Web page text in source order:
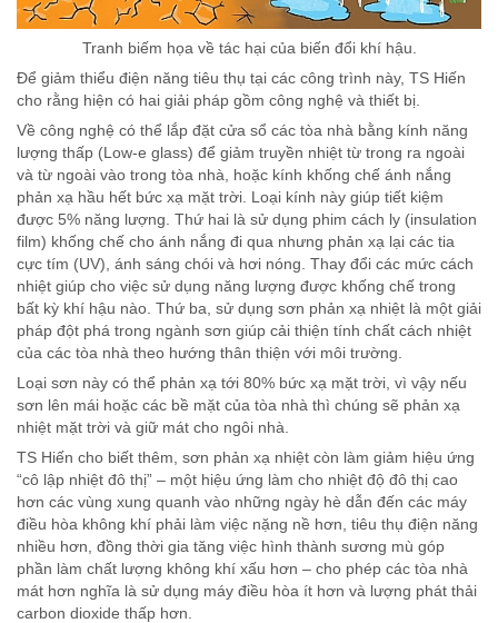
Tranh biếm họa về tác hại của biến đổi khí hậu.
Để giảm thiểu điện năng tiêu thụ tại các công trình này, TS Hiến
cho rằng hiện có hai giải pháp gồm công nghệ và thiết bị.
Về công nghệ có thể lắp đặt cửa sổ các tòa nhà bằng kính năng
lượng thấp (Low-e glass) để giảm truyền nhiệt từ trong ra ngoài
và từ ngoài vào trong tòa nhà, hoặc kính khống chế ánh nắng
phản xạ hầu hết bức xạ mặt trời. Loại kính này giúp tiết kiệm
được 5% năng lượng. Thứ hai là sử dụng phim cách ly (insulation
film) khống chế cho ánh nắng đi qua nhưng phản xạ lại các tia
cực tím (UV), ánh sáng chói và hơi nóng. Thay đổi các mức cách
nhiệt giúp cho việc sử dụng năng lượng được khống chế trong
bất kỳ khí hậu nào. Thứ ba, sử dụng sơn phản xạ nhiệt là một giải
pháp đột phá trong ngành sơn giúp cải thiện tính chất cách nhiệt
của các tòa nhà theo hướng thân thiện với môi trường.
Loại sơn này có thể phản xạ tới 80% bức xạ mặt trời, vì vậy nếu
sơn lên mái hoặc các bề mặt của tòa nhà thì chúng sẽ phản xạ
nhiệt mặt trời và giữ mát cho ngôi nhà.
TS Hiến cho biết thêm, sơn phản xạ nhiệt còn làm giảm hiệu ứng
“cô lập nhiệt đô thị” – một hiệu ứng làm cho nhiệt độ đô thị cao
hơn các vùng xung quanh vào những ngày hè dẫn đến các máy
điều hòa không khí phải làm việc nặng nề hơn, tiêu thụ điện năng
nhiều hơn, đồng thời gia tăng việc hình thành sương mù góp
phần làm chất lượng không khí xấu hơn – cho phép các tòa nhà
mát hơn nghĩa là sử dụng máy điều hòa ít hơn và lượng phát thải
carbon dioxide thấp hơn.